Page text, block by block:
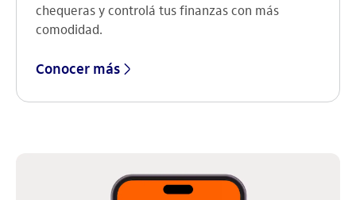
chequeras y controlá tus finanzas con más
comodidad.
Conocer más